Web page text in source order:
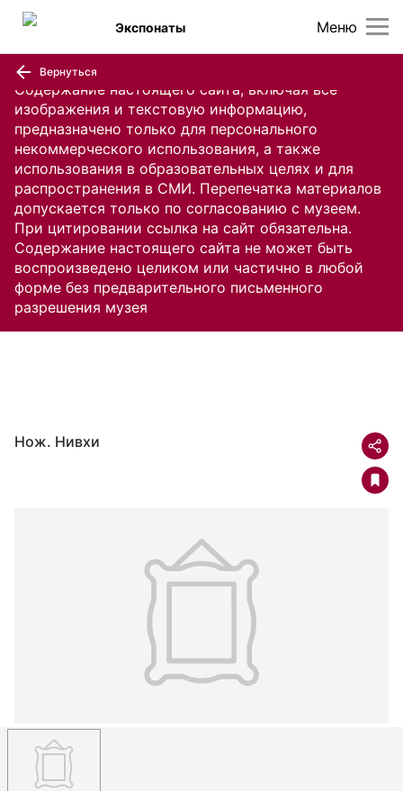
Содержание настоящего сайта, включая все
изображения и текстовую информацию,
предназначено только для персонального
некоммерческого использования, а также
использования в образовательных целях и для
распространения в СМИ. Перепечатка материалов
допускается только по согласованию с музеем.
При цитировании ссылка на сайт обязательна.
Содержание настоящего сайта не может быть
воспроизведено целиком или частично в любой
форме без предварительного письменного
разрешения музея
Меню
Экспонаты
Вернуться
Нож. Нивхи